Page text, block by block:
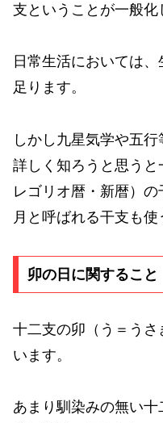
支ということが一般化
日常生活においては
足ります。
しかし九星気学や五
詳しく知ろうと思う
レゴリオ暦・新暦）
月と呼ばれる干支も使
卯の日に関すること
十二支の卯（う＝う
います。
あまり馴染みの無い